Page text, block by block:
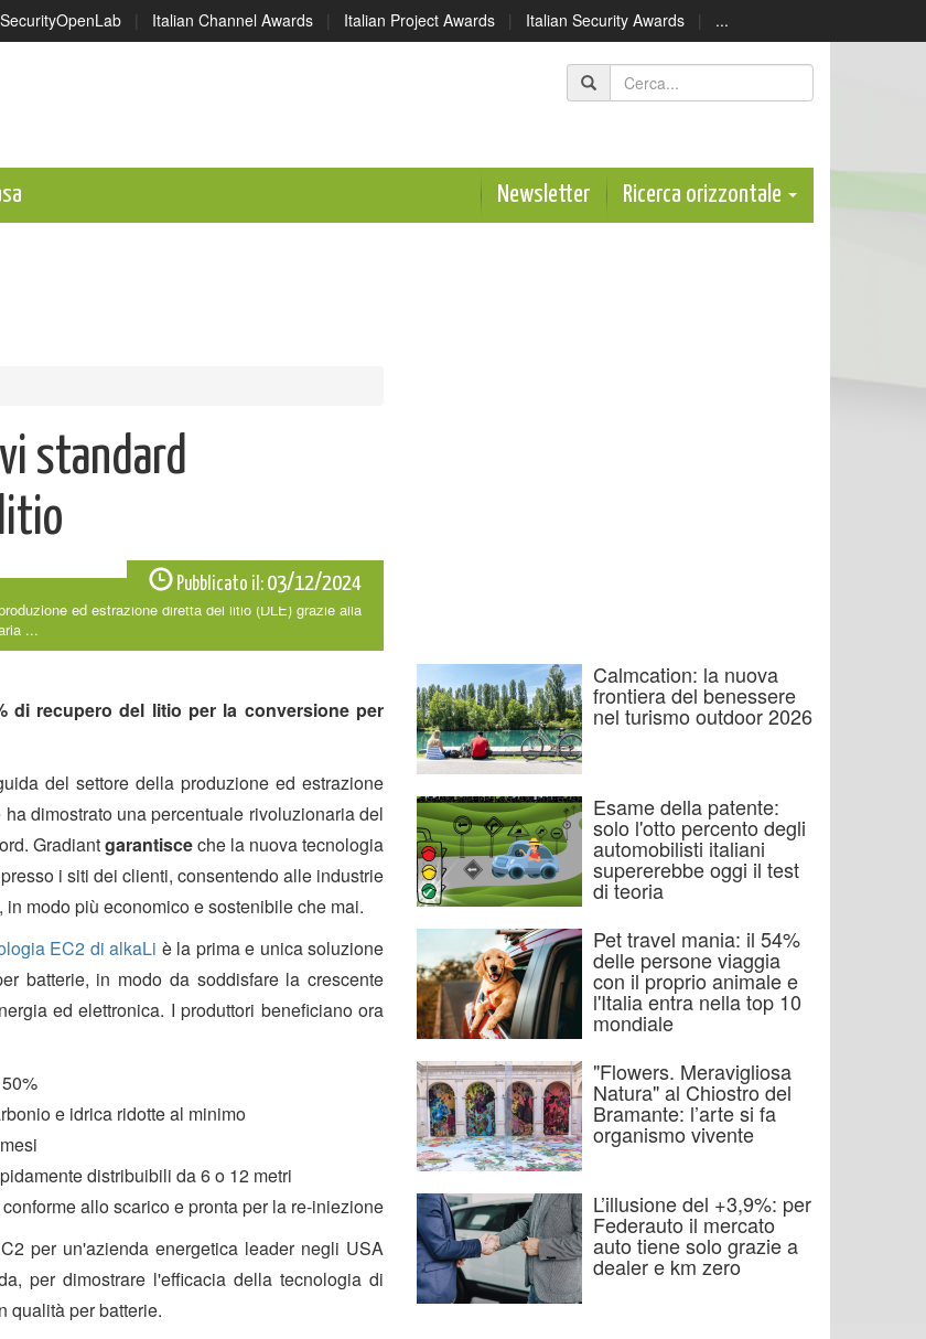
SecurityOpenLab | Italian Channel Awards | Italian Project Awards | Italian Security Awards | ...
Newsletter Ricerca orizzontale
standard
Pubblicato il: 03/12/2024
ed estrazione diretta del litio (DLE) grazie alla
...
di recupero del litio per la conversione per
del settore della produzione ed estrazione
dimostrato una percentuale rivoluzionaria del
Gradiantgarantisceche la nuova tecnologia
i siti dei clienti, consentendo alle industrie
modo più economico e sostenibile che mai.
EC2 di alkaLi è la prima e unica soluzione
batterie, in modo da soddisfare la crescente
ed elettronica. I produttori beneficiano ora
e idrica ridotte al minimo
distribuibili da 6 o 12 metri
allo scarico e pronta per la re-iniezione
per un'azienda energetica leader negli USA
per dimostrare l'efficacia della tecnologia di
qualità per batterie.
Calmcation: la nuova
frontiera del benessere
nel turismo outdoor 2026
Esame della patente:
solo l'otto percento degli
automobilisti italiani
supererebbe oggi il test
di teoria
Pet travel mania: il 54%
delle persone viaggia
con il proprio animale e
l'Italia entra nella top 10
mondiale
"Flowers. Meravigliosa
Natura" al Chiostro del
Bramante: l’arte si fa
organismo vivente
L’illusione del +3,9%: per
Federauto il mercato
auto tiene solo grazie a
dealer e km zero